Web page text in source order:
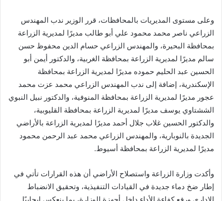
وعلى مستوى المديريات بالمحافظات، قرر الوزير ندب المهندس
الزراعي ناصر محمد محمود علي أبو طالب مديرًا لمديرية الزراعة
بمحافظة البحيرة، والمهندس الزراعي حسام الدين محفوظ حسن
سالم مديرًا لمديرية الزراعة بمحافظة الغربية، والدكتور أيمن أبو
الحسين عبد الحليم حموده مديرًا لمديرية الزراعة بمحافظة
الإسكندرية، إضافة إلى ندب المهندس الزراعي محمد عزت محمد
عجور مديرًا لمديرية الزراعة بمحافظة المنوفية، والدكتور نبيل النبوي
الششتاوي يوسف مديرًا لمديرية الزراعة بمحافظة القليوبية،
والدكتور الحسين غلاب جلال أحمد مديرًا لمديرية الزراعة بالأراضي
الجديدة بالنوبارية، والمهندس الزراعي محمد عبد الرحمن محمود
مديرًا لمديرية الزراعة بمحافظة أسيوط.
وأكدت وزارة الزراعة واستصلاح الأراضي أن هذه القرارات تأتي في
إطار ضخ دماء جديدة في القيادات التنفيذية، وتحقيق الانضباط